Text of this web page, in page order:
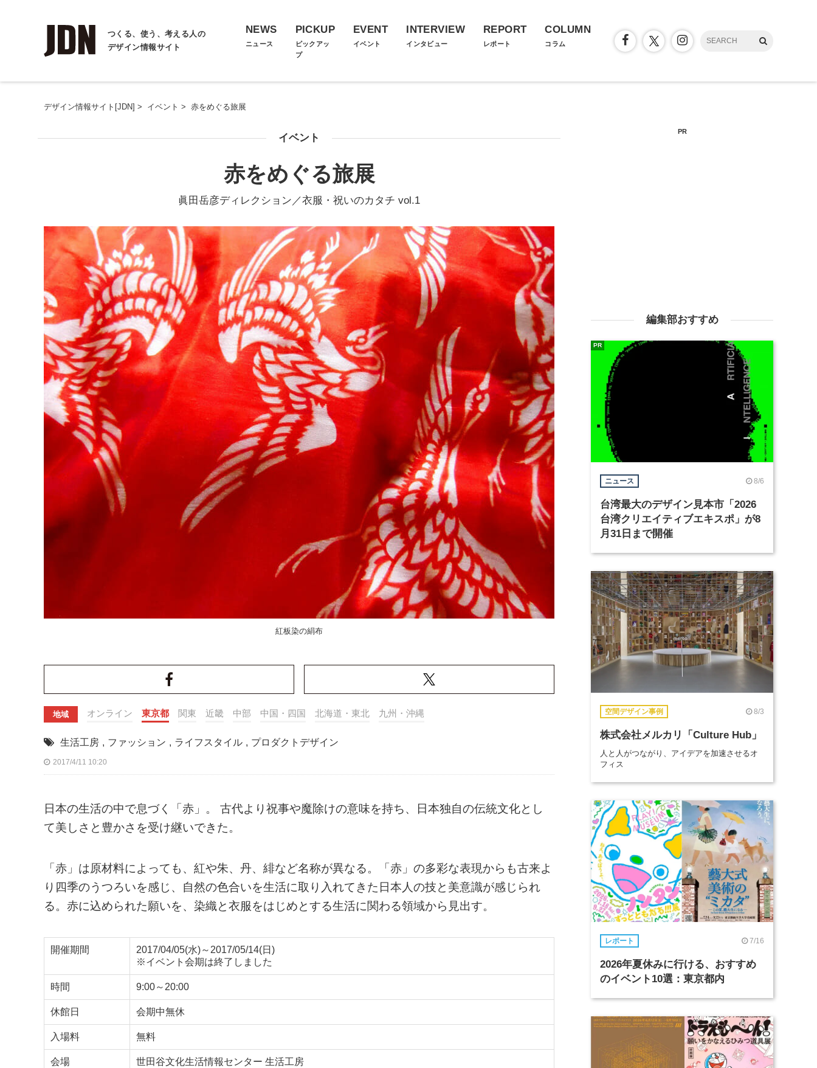
つくる、使う、考える人の
デザイン情報サイト
NEWS
ニュース
PICKUP
ピックアッ
プ
EVENT
イベント
INTERVIEW
インタビュー
REPORT
レポート
COLUMN
コラム
デザイン情報サイト[JDN] > イベント > 赤をめぐる旅展
イベント
赤をめぐる旅展
眞田岳彦ディレクション／衣服・祝いのカタチ vol.1
紅板染の絹布
地域 オンライン 東京都 関東 近畿 中部 中国・四国 北海道・東北 九州・沖縄
生活工房 , ファッション , ライフスタイル , プロダクトデザイン
2017/4/11 10:20
日本の生活の中で息づく「赤」。 古代より祝事や魔除けの意味を持ち、日本独自の伝統文化とし
て美しさと豊かさを受け継いできた。
「赤」は原材料によっても、紅や朱、丹、緋など名称が異なる。「赤」の多彩な表現からも古来よ
り四季のうつろいを感じ、自然の色合いを生活に取り入れてきた日本人の技と美意識が感じられ
る。赤に込められた願いを、染織と衣服をはじめとする生活に関わる領域から見出す。
開催期間
2017/04/05(水)～2017/05/14(日)
※イベント会期は終了しました
時間 9:00～20:00
休館日 会期中無休
入場料 無料
会場
世田谷文化生活情報センター 生活工房
PR
編集部おすすめ
ニュース 8/6
台湾最大のデザイン見本市「2026
台湾クリエイティブエキスポ」が8
月31日まで開催
PR
空間デザイン事例 8/3
株式会社メルカリ「Culture Hub」
人と人がつながり、アイデアを加速させるオ
フィス
レポート 7/16
2026年夏休みに行ける、おすすめ
のイベント10選：東京都内